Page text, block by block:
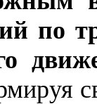
по